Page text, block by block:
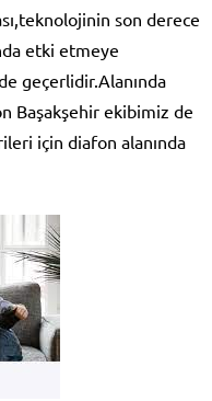
son derece
etki etmeye
geçerlidir.Alanında
Başakşehir ekibimiz de
için diafon alanında